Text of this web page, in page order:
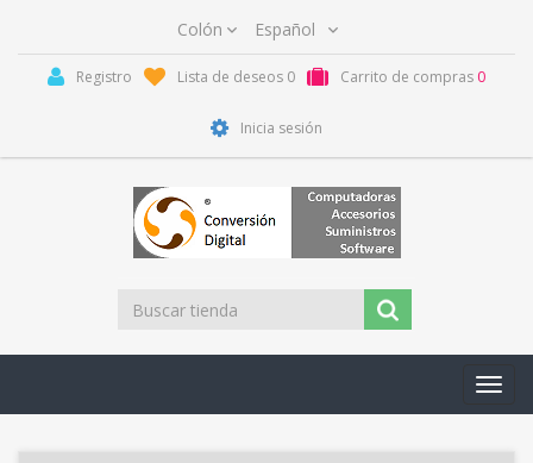
Registro Lista de deseos 0 Carrito de compras 0
Inicia sesión